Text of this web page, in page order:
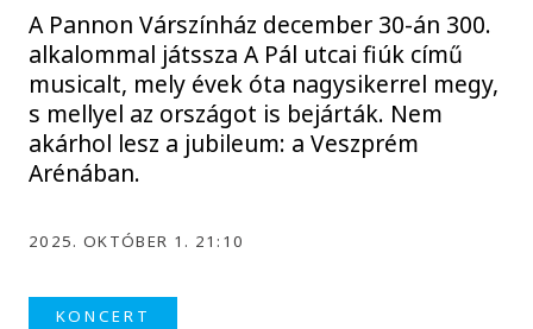
A Pannon Várszínház december 30-án 300.
alkalommal játssza A Pál utcai fiúk című
musicalt, mely évek óta nagysikerrel megy,
s mellyel az országot is bejárták. Nem
akárhol lesz a jubileum: a Veszprém
Arénában.
2025. OKTÓBER 1. 21:10
KONCERT